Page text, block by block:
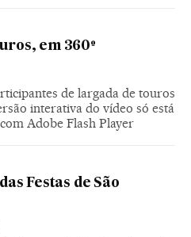
em 360º
de largada de touros
interativa do vídeo só está
Adobe Flash Player
Festas de São